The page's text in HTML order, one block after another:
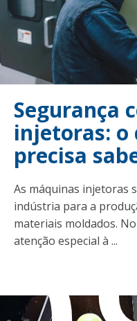
Segurança
injetoras: o
precisa
As máquinas injetoras
indústria para a
materiais moldados.
atenção especial à ...